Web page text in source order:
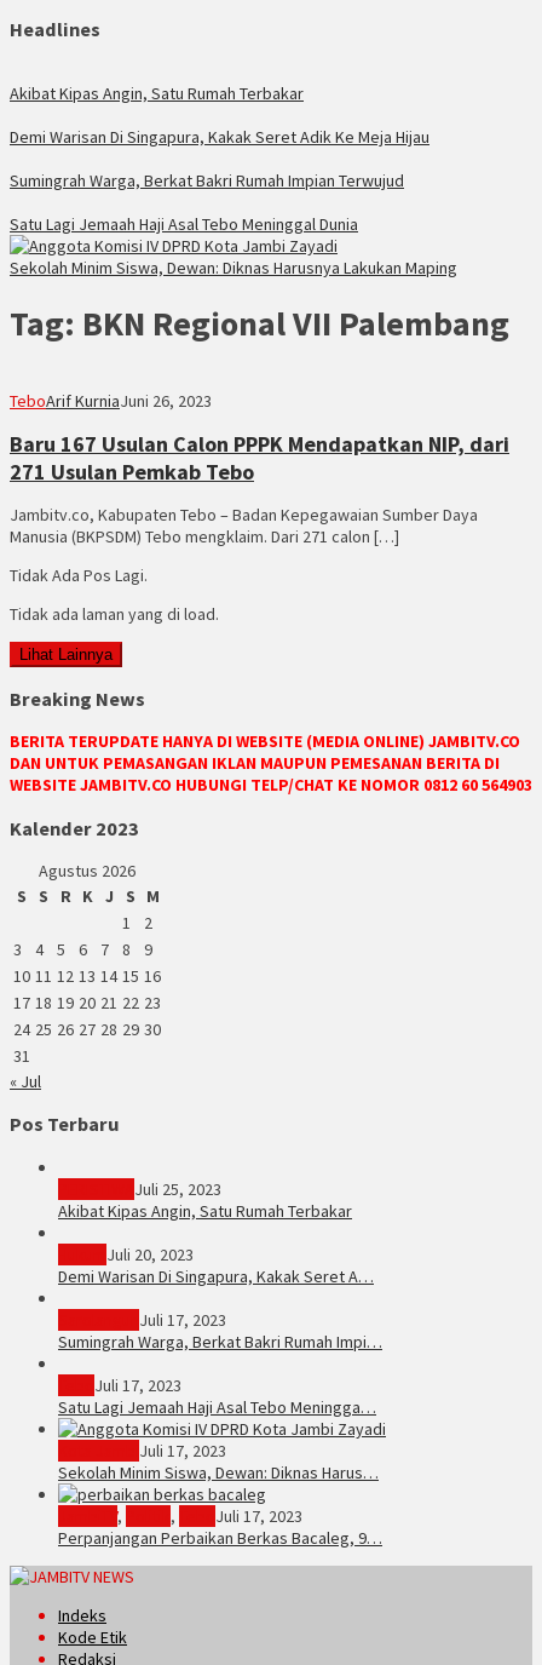
Headlines
Akibat Kipas Angin, Satu Rumah Terbakar
Demi Warisan Di Singapura, Kakak Seret Adik Ke Meja Hijau
Sumingrah Warga, Berkat Bakri Rumah Impian Terwujud
Satu Lagi Jemaah Haji Asal Tebo Meninggal Dunia
Sekolah Minim Siswa, Dewan: Diknas Harusnya Lakukan Maping
Tag: BKN Regional VII Palembang
TeboArif KurniaJuni 26, 2023
Baru 167 Usulan Calon PPPK Mendapatkan NIP, dari
271 Usulan Pemkab Tebo
Jambitv.co, Kabupaten Tebo – Badan Kepegawaian Sumber Daya
Manusia (BKPSDM) Tebo mengklaim. Dari 271 calon […]
Tidak Ada Pos Lagi.
Tidak ada laman yang di load.
Lihat Lainnya
Breaking News
BERITA TERUPDATE HANYA DI WEBSITE (MEDIA ONLINE) JAMBITV.CO
DAN UNTUK PEMASANGAN IKLAN MAUPUN PEMESANAN BERITA DI
WEBSITE JAMBITV.CO HUBUNGI TELP/CHAT KE NOMOR 0812 60 564903
Kalender 2023
Agustus 2026
S
S R K J S
M
1
2
3
4 5 6 7 8
9
10 11 12 13 14 15 16
17 18 19 20 21 22 23
24 25 26 27 28 29 30
31
« Jul
Pos Terbaru
Juli 25, 2023
Akibat Kipas Angin, Satu Rumah Terbakar
Juli 20, 2023
Demi Warisan Di Singapura, Kakak Seret A…
Juli 17, 2023
Sumingrah Warga, Berkat Bakri Rumah Impi…
Juli 17, 2023
Satu Lagi Jemaah Haji Asal Tebo Meningga…
Juli 17, 2023
Sekolah Minim Siswa, Dewan: Diknas Harus…
, ,
Juli 17, 2023
Perpanjangan Perbaikan Berkas Bacaleg, 9…
Indeks
Kode Etik
Redaksi